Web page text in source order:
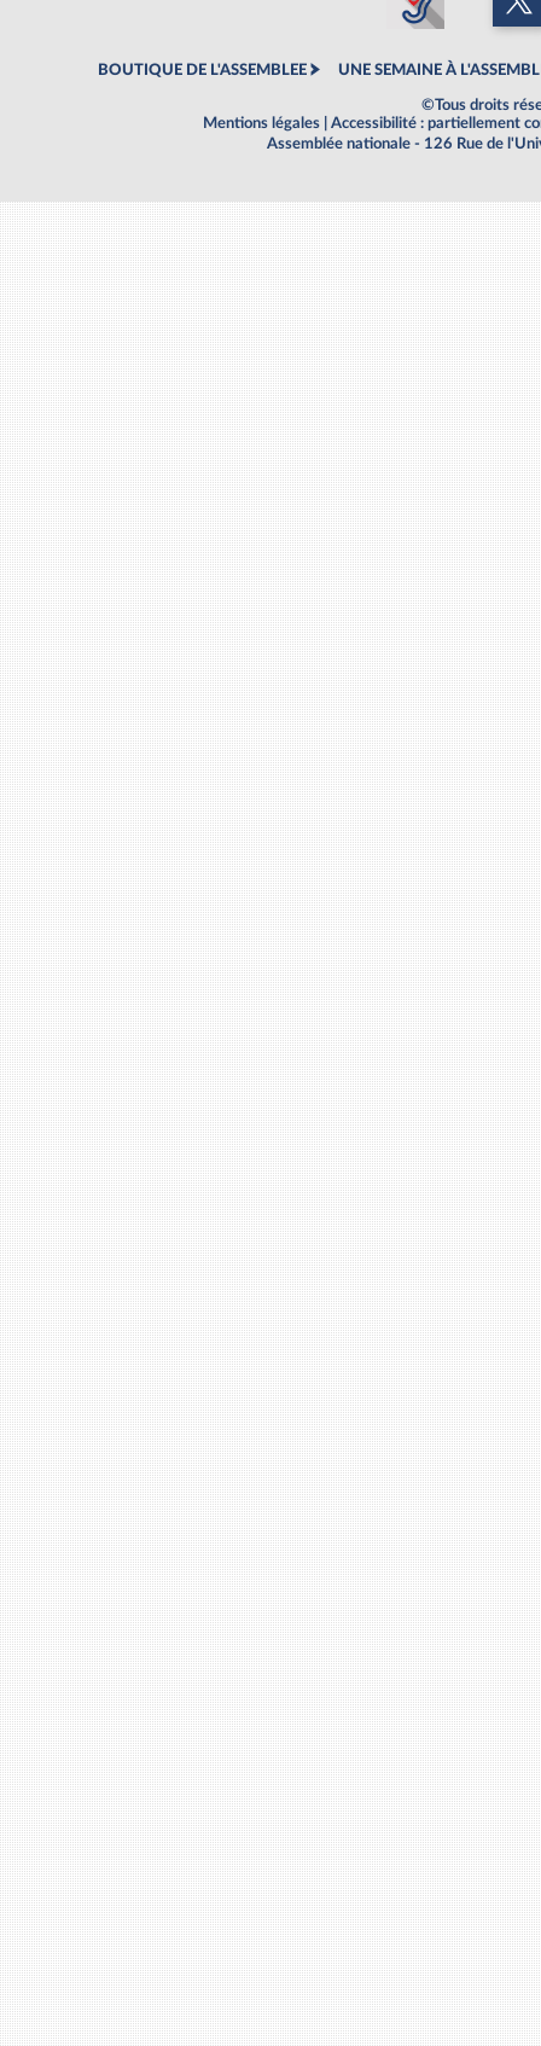
BOUTIQUE DE L'ASSEMBLEE UNE SEMAINE À
©Tous droits
Mentions légales
Accessibilité : partiellement
Assemblée nationale - 126 Rue de